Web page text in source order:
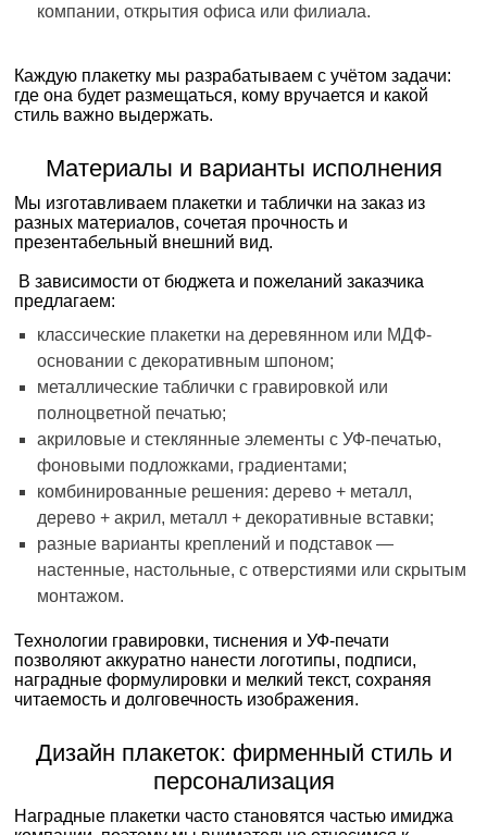
компании, открытия офиса или филиала.
Каждую плакетку мы разрабатываем с учётом задачи:
где она будет размещаться, кому вручается и какой
стиль важно выдержать.
Материалы и варианты исполнения
Мы изготавливаем плакетки и таблички на заказ из
разных материалов, сочетая прочность и
презентабельный внешний вид.
В зависимости от бюджета и пожеланий заказчика
предлагаем:
классические плакетки на деревянном или МДФ-
основании с декоративным шпоном;
металлические таблички с гравировкой или
полноцветной печатью;
акриловые и стеклянные элементы с УФ-печатью,
фоновыми подложками, градиентами;
комбинированные решения: дерево + металл,
дерево + акрил, металл + декоративные вставки;
разные варианты креплений и подставок —
настенные, настольные, с отверстиями или скрытым
монтажом.
Технологии гравировки, тиснения и УФ-печати
позволяют аккуратно нанести логотипы, подписи,
наградные формулировки и мелкий текст, сохраняя
читаемость и долговечность изображения.
Дизайн плакеток: фирменный стиль и
персонализация
Наградные плакетки часто становятся частью имиджа